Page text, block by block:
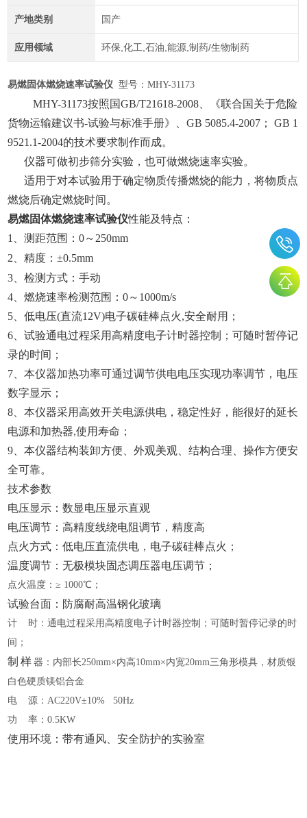
产地类别 国产
应用领域 环保,化工,石油,能源,制药/生物制药
易燃固体燃烧速率试验仪 型号：MHY-31173
MHY-31173按照国GB/T21618-2008、《联合国关于危险
货物运输建议书-试验与标准手册》、GB 5085.4-2007； GB 1
9521.1-2004的技术要求制作而成。
仪器可做初步筛分实验，也可做燃烧速率实验。
适用于对本试验用于确定物质传播燃烧的能力，将物质点
燃烧后确定燃烧时间。
易燃固体燃烧速率试验仪性能及特点：
1、测距范围：0～250mm
2、精度：±0.5mm
3、检测方式：手动
4、燃烧速率检测范围：0～1000m/s
5、低电压(直流12V)电子碳硅棒点火,安全耐用；
6、试验通电过程采用高精度电子计时器控制；可随时暂停记
录的时间；
7、本仪器加热功率可通过调节供电电压实现功率调节，电压
数字显示；
8、本仪器采用高效开关电源供电，稳定性好，能很好的延长
电源和加热器,使用寿命；
9、本仪器结构装卸方便、外观美观、结构合理、操作方便安
全可靠。
技术参数
电压显示：数显电压显示直观
电压调节：高精度线绕电阻调节，精度高
点火方式：低电压直流供电，电子碳硅棒点火；
温度调节：无极模块固态调压器电压调节；
点火温度：≥ 1000℃；
试验台面：防腐耐高温钢化玻璃
计 时：通电过程采用高精度电子计时器控制；可随时暂停记录的时
间；
制 样 器：内部长250mm×内高10mm×内宽20mm三角形模具，材质银
白色硬质镁铝合金
电 源：AC220V±10% 50Hz
功 率：0.5KW
使用环境：带有通风、安全防护的实验室